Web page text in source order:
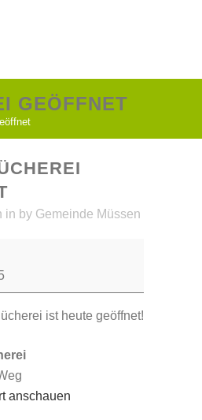
GEÖFFNET
in by Gemeinde Müssen
ist heute geöffnet!
anschauen